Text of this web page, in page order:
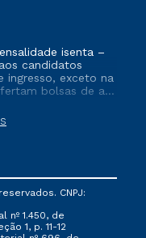
isenta –
candidatos
ingresso, exceto na
bolsas de até
e/ou não
matrícula em uma
governamentais, e
campanha
CNPJ:
nº 1.450, de
1, p. 11-12